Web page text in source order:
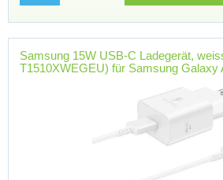
Samsung 15W USB-C Ladegerät,
T1510XWEGEU) für Samsung Galaxy